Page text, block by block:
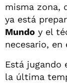
misma zona,
ya está
Mundo y el
necesario, en
Está jugando
la última